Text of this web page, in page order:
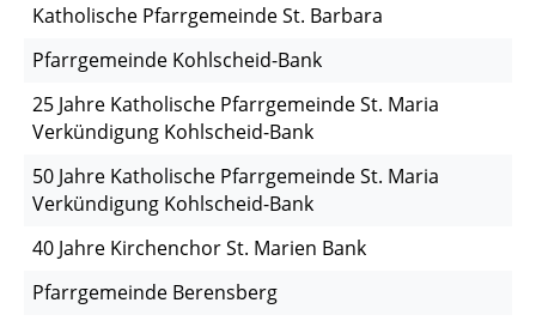
Katholische Pfarrgemeinde St. Barbara
Pfarrgemeinde Kohlscheid-Bank
25 Jahre Katholische Pfarrgemeinde St. Maria
Verkündigung Kohlscheid-Bank
50 Jahre Katholische Pfarrgemeinde St. Maria
Verkündigung Kohlscheid-Bank
40 Jahre Kirchenchor St. Marien Bank
Pfarrgemeinde Berensberg